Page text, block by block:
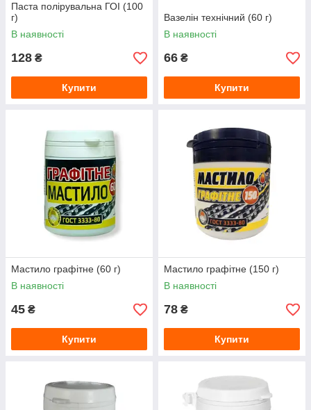
Паста полірувальна ГОІ (100
г)
В наявності
128 ₴
Купити
Вазелін технічний (60 г)
В наявності
66 ₴
Купити
Мастило графітне (60 г)
В наявності
45 ₴
Купити
Мастило графітне (150 г)
В наявності
78 ₴
Купити